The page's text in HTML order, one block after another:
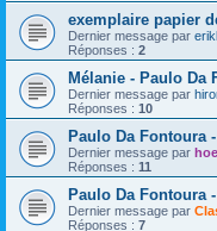
exemplaire papier
Dernier message par
Réponses : 2
Mélanie - Paulo Da
Dernier message par
Réponses : 10
Paulo Da Fontoura
Dernier message par hoe
Réponses : 11
Paulo Da Fontoura
Dernier message par
Réponses : 7